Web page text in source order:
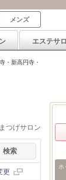
メンズ
エステサ
・新高円寺・
つげサロン
更
ホ